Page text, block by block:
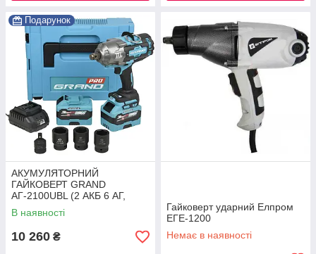
Подарунок
АКУМУЛЯТОРНИЙ
ГАЙКОВЕРТ GRAND
АГ-2100UBL (2 АКБ 6 АГ,
ЗАРЯДНИЙ ПРИСТРІЙ,
КЕЙС)
В наявності
10 260 ₴
Гайковерт ударний Елпром
ЕГЕ-1200
Немає в наявності